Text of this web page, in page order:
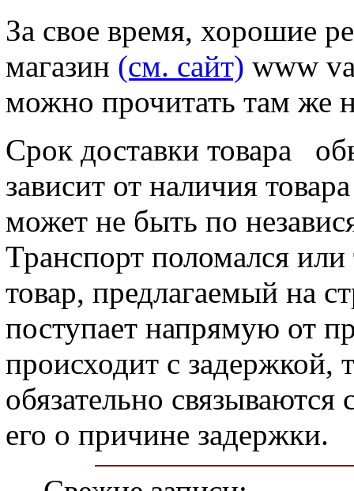
За свое время, хорошие
магазин (см. сайт) www
можно прочитать там же
Срок доставки товара
зависит от наличия
может не быть по
Транспорт поломался
товар, предлагаемый на
поступает напрямую от
происходит с задержкой,
обязательно
его о причине задержки.